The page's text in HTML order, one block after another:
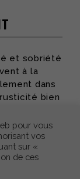
et sobriété
à la
dans
bien
qui
durant.
pour vous
vos
sur «
de ces